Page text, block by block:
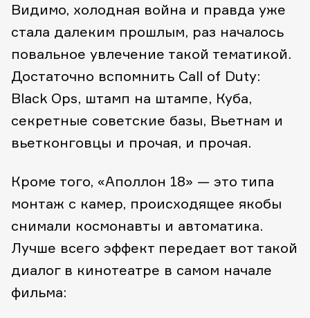
Видимо, холодная война и правда уже
стала далеким прошлым, раз началось
повальное увлечение такой тематикой.
Достаточно вспомнить Call of Duty:
Black Ops, штамп на штампе, Куба,
секретные советские базы, Вьетнам и
вьетконговцы и прочая, и прочая.
Кроме того, «Аполлон 18» — это типа
монтаж с камер, происходящее якобы
снимали космонавты и автоматика.
Лучше всего эффект передает вот такой
диалог в кинотеатре в самом начале
фильма: